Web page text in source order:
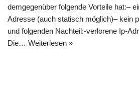
demgegenüber folgende Vorteile hat:–
Adresse (auch statisch möglich)– kein
und folgenden Nachteil:-verlorene Ip-
Die… Weiterlesen »